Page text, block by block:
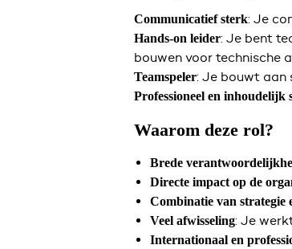
Communicatief sterk: Je
Hands-on leider: Je bent
bouwen voor technische
Teamspeler: Je bouwt aan
Professioneel en inhoudelijk
Waarom deze rol?
Brede
Directe impact op de
Combinatie van strategie
Veel afwisseling: Je
Internationaal en